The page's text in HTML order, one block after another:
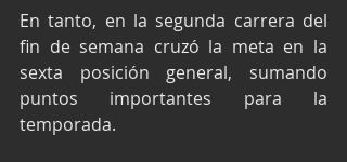
En tanto, en la segunda carrera del
fin de semana cruzó la meta en la
sexta posición general, sumando
puntos importantes para la
temporada.